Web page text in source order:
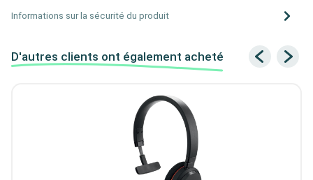
Informations sur la sécurité du produit
D'autres clients ont également acheté